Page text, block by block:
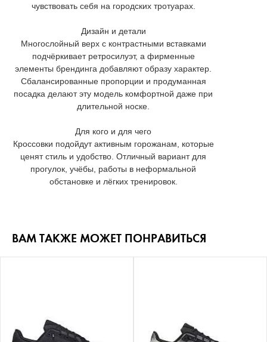
чувствовать себя на городских тротуарах.
Дизайн и детали
Многослойный верх с контрастными вставками
подчёркивает ретросилуэт, а фирменные
элементы брендинга добавляют образу характер.
Сбалансированные пропорции и продуманная
посадка делают эту модель комфортной даже при
длительной носке.
Для кого и для чего
Кроссовки подойдут активным горожанам, которые
ценят стиль и удобство. Отличный вариант для
прогулок, учёбы, работы в неформальной
обстановке и лёгких тренировок.
ВАМ ТАКЖЕ МОЖЕТ ПОНРАВИТЬСЯ